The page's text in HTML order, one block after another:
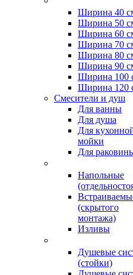
Ширина 40
Ширина 50
Ширина 60
Ширина 70
Ширина 80
Ширина 90
Ширина 100
Ширина 120
Смесители и душ
Для ванны
Для душа
Для
мойки
Для
Напольные
(скрытого
монтажа)
Изливы
Душевые
(стойки)